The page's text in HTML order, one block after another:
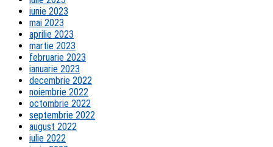
iunie 2023
mai 2023
aprilie 2023
martie 2023
februarie 2023
ianuarie 2023
decembrie 2022
noiembrie 2022
octombrie 2022
septembrie 2022
august 2022
iulie 2022